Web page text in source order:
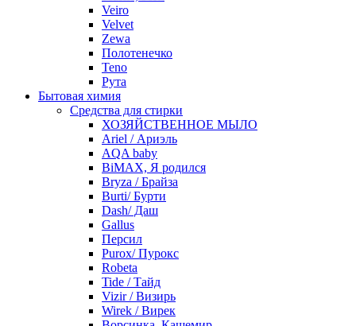
Veiro
Velvet
Zewa
Полотенечко
Teno
Рута
Бытовая химия
Средства для стирки
ХОЗЯЙСТВЕННОЕ МЫЛО
Ariel / Ариэль
AQA baby
BiMAX, Я родился
Bryza / Брайза
Burti/ Бурти
Dash/ Даш
Gallus
Персил
Purox/ Пурокс
Robeta
Tide / Тайд
Vizir / Визирь
Wirek / Вирек